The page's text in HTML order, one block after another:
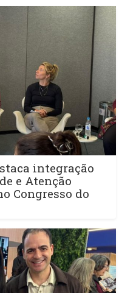
integração
e Atenção
Congresso do